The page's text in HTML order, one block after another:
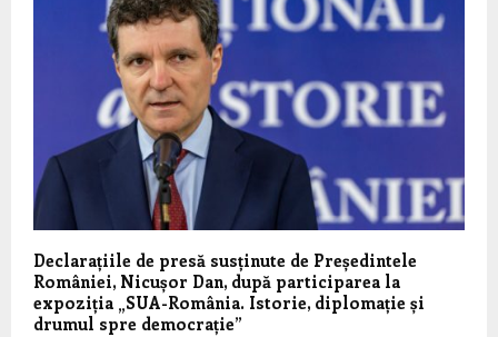
Declarațiile de presă susținute de Președintele
României, Nicușor Dan, după participarea la
expoziția „SUA-România. Istorie, diplomație și
drumul spre democrație”